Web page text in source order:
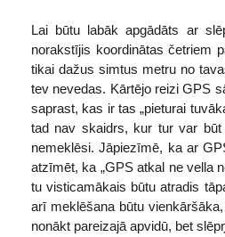
Lai būtu labāk apgādāts ar
norakstījis koordinātas četriem
tikai dažus simtus metru no
tev nevedas. Kārtējo reizi GPS
saprast, kas ir tas „pieturai
tad nav skaidrs, kur tur var
nemeklēsi. Jāpiezīmē, ka ar
atzīmēt, ka „GPS atkal ne vella
tu visticamākais būtu atradis
arī meklēšana būtu
nonākt pareizajā apvidū, bet